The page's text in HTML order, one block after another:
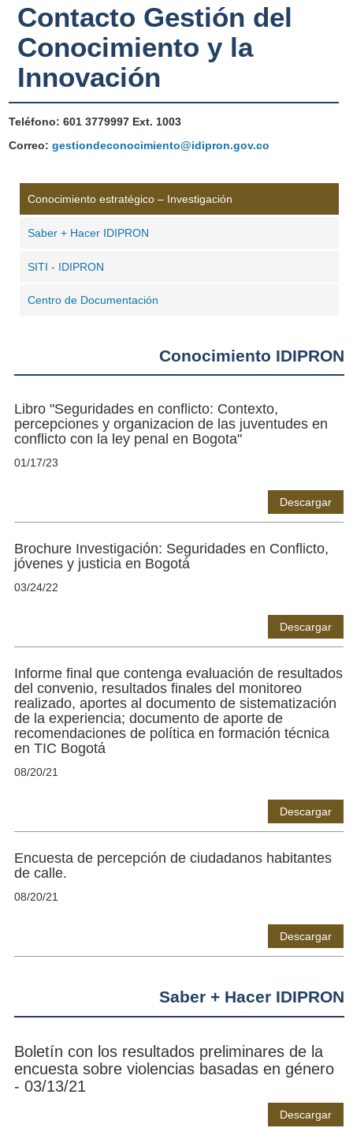
Contacto Gestión del
Conocimiento y la
Innovación
Teléfono: 601 3779997 Ext. 1003
Correo:gestiondeconocimiento@idipron.gov.co
Conocimiento estratégico – Investigación
Saber + Hacer IDIPRON
SITI - IDIPRON
Centro de Documentación
Conocimiento IDIPRON
Libro "Seguridades en conflicto: Contexto,
percepciones y organizacion de las juventudes en
conflicto con la ley penal en Bogota"
01/17/23
Descargar
Brochure Investigación: Seguridades en Conflicto,
jóvenes y justicia en Bogotá
03/24/22
Descargar
Informe final que contenga evaluación de resultados
del convenio, resultados finales del monitoreo
realizado, aportes al documento de sistematización
de la experiencia; documento de aporte de
recomendaciones de política en formación técnica
en TIC Bogotá
08/20/21
Descargar
Encuesta de percepción de ciudadanos habitantes
de calle.
08/20/21
Descargar
Saber + Hacer IDIPRON
Boletín con los resultados preliminares de la
encuesta sobre violencias basadas en género
- 03/13/21
Descargar